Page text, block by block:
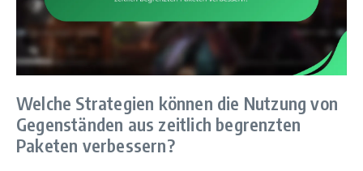
Welche Strategien können die Nutzung von
Gegenständen aus zeitlich begrenzten
Paketen verbessern?